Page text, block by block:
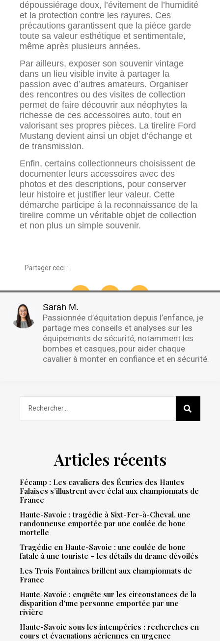
dépoussiérage doux, l’évitement de l’humidité
et la protection contre les rayures. Ces
précautions garantissent que la pièce garde
toute sa valeur esthétique et sentimentale,
même après plusieurs années.
Par ailleurs, exposer son souvenir vintage
dans un lieu visible invite à partager la
passion avec d’autres amateurs. Organiser
des rencontres ou des visites de collection
permet de faire découvrir aux néophytes la
richesse de ces accessoires auto, tout en
valorisant ses propres pièces. La tirelire Ford
Mustang devient ainsi un objet d’échange et
de transmission.
Enfin, certains collectionneurs choisissent de
documenter leurs accessoires avec des
photos et des descriptions, pour conserver
leur histoire et justifier leur valeur. Cette
démarche participe à la reconnaissance de la
tirelire comme un véritable objet de collection
et non plus un simple souvenir.
Partager ceci :
Sarah M.
Passionnée d’équitation depuis l’enfance, je
partage mes conseils et analyses sur les
équipements de sécurité, notamment les
bombes et casques, pour aider chaque
cavalier à monter en confiance et en sécurité.
Articles récents
Fécamp : Les cavaliers des Écuries des Hautes
Falaises s’illustrent avec éclat aux championnats de
France
Haute-Savoie : tragédie à Sixt-Fer-à-Cheval, une
randonneuse emportée par une coulée de boue
mortelle
Tragédie en Haute-Savoie : une coulée de boue
fatale à une touriste – les détails du drame dévoilés
Les Trois Fontaines brillent aux championnats de
France
Haute-Savoie : enquête sur les circonstances de la
disparition d’une personne emportée par une
rivière
Haute-Savoie sous les intempéries : recherches en
cours et évacuations aériennes en urgence